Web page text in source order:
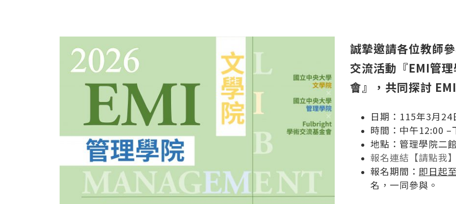
誠摯邀請各位教師
交流活動『EMI管
會』，共同探討
日期：115年3月24
時間：中午12:00 –
地點：管理學院二
報名連結【請點我】
報名期間： 即日起至
名，一同參與。